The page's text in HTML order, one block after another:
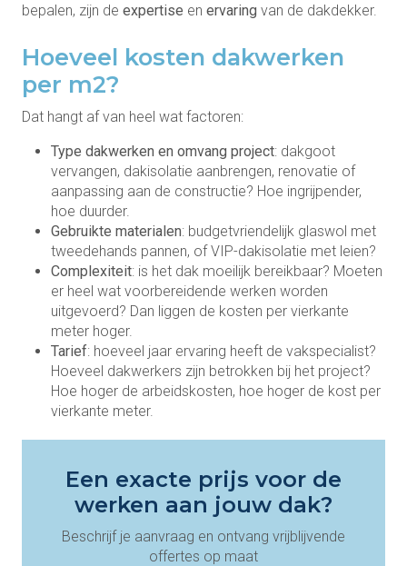
bepalen, zijn de expertise en ervaring van de dakdekker.
Hoeveel kosten dakwerken
per m2?
Dat hangt af van heel wat factoren:
Type dakwerken en omvang project: dakgoot
vervangen, dakisolatie aanbrengen, renovatie of
aanpassing aan de constructie? Hoe ingrijpender,
hoe duurder.
Gebruikte materialen: budgetvriendelijk glaswol met
tweedehands pannen, of VIP-dakisolatie met leien?
Complexiteit: is het dak moeilijk bereikbaar? Moeten
er heel wat voorbereidende werken worden
uitgevoerd? Dan liggen de kosten per vierkante
meter hoger.
Tarief: hoeveel jaar ervaring heeft de vakspecialist?
Hoeveel dakwerkers zijn betrokken bij het project?
Hoe hoger de arbeidskosten, hoe hoger de kost per
vierkante meter.
Een exacte prijs voor de
werken aan jouw dak?
Beschrijf je aanvraag en ontvang vrijblijvende
offertes op maat